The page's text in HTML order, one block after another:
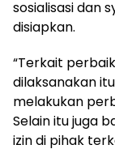
sosialisasi dan
disiapkan.
“Terkait
dilaksanakan
melakukan
Selain itu juga
izin di pihak